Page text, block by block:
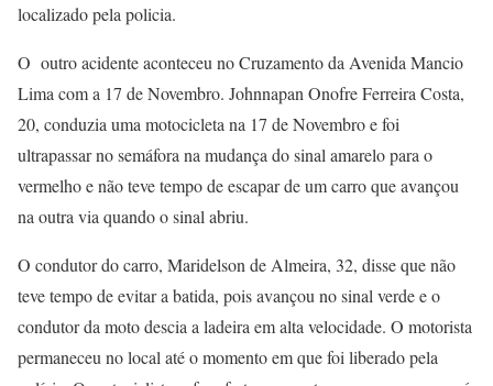
localizado pela policia.
O outro acidente aconteceu no Cruzamento da Avenida Mancio
Lima com a 17 de Novembro. Johnnapan Onofre Ferreira Costa,
20, conduzia uma motocicleta na 17 de Novembro e foi
ultrapassar no semáfora na mudança do sinal amarelo para o
vermelho e não teve tempo de escapar de um carro que avançou
na outra via quando o sinal abriu.
O condutor do carro, Maridelson de Almeira, 32, disse que não
teve tempo de evitar a batida, pois avançou no sinal verde e o
condutor da moto descia a ladeira em alta velocidade. O motorista
permaneceu no local até o momento em que foi liberado pela